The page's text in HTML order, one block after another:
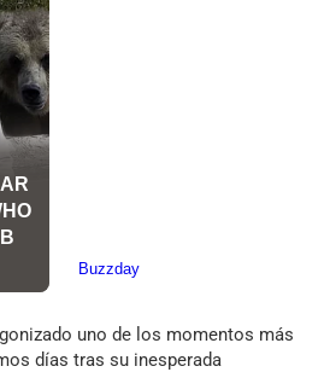
uno de los momentos más
días tras su inesperada